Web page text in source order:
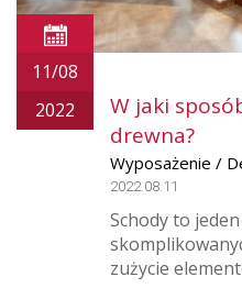
11/08
2022
W jaki
drewna?
Wyposażenie /
2022.08.11
Schody to
zużycie